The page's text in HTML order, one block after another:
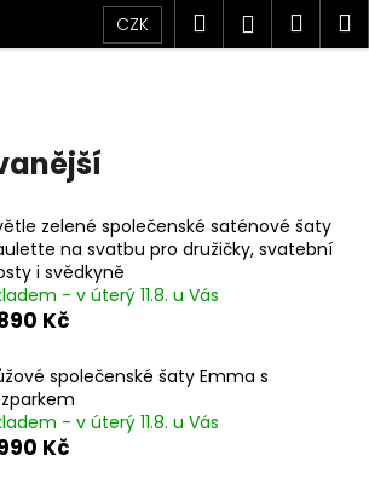
CZK Hledat
zelené společenské saténové šaty
na svatbu pro družičky, svatební
i svědkyně
- v úterý 11.8. u Vás
Kč
společenské šaty Emma s
- v úterý 11.8. u Vás
Kč